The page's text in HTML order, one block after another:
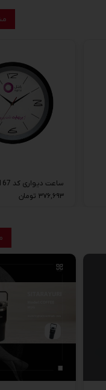
ساعت دیواری کد 5167
۳۷۶,۶۹۳ تومان